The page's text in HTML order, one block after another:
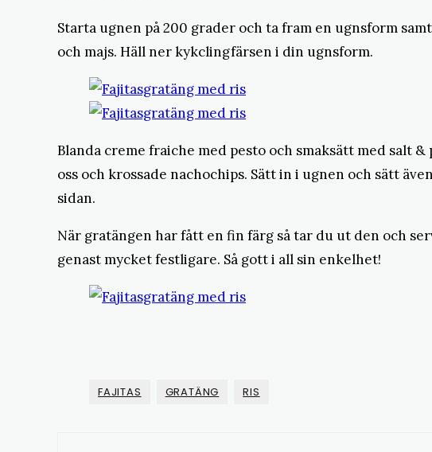
Starta ugnen på 200 grader och ta fram en ugnsform
och majs. Häll ner kykclingfärsen i din ugnsform.
Blanda creme fraiche med pesto och smaksätt med salt
oss och krossade nachochips. Sätt in i ugnen och sätt
sidan.
När gratängen har fått en fin färg så tar du ut den och
genast mycket festligare. Så gott i all sin enkelhet!
FAJITAS GRATÄNG RIS